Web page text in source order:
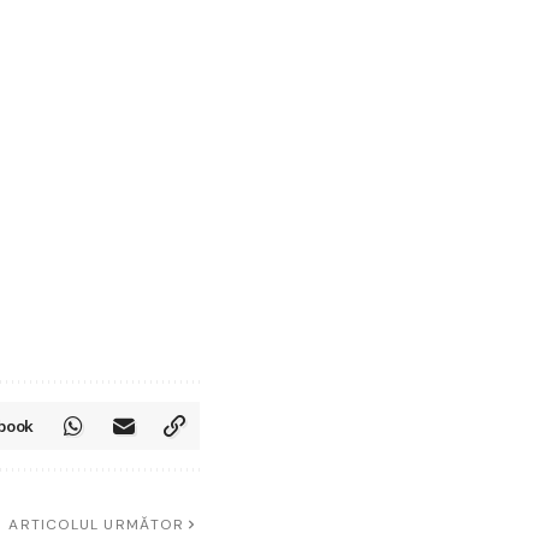
ARTICOLUL URMĂTOR